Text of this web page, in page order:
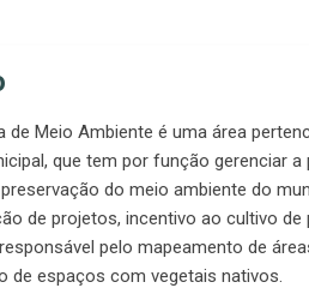
de Meio Ambiente é uma área
que tem por função gerenciar a
do meio ambiente do
de projetos, incentivo ao cultivo de
pelo mapeamento de
de espaços com vegetais nativos.